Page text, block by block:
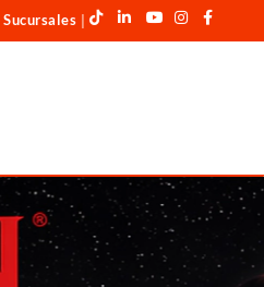
Sucursales